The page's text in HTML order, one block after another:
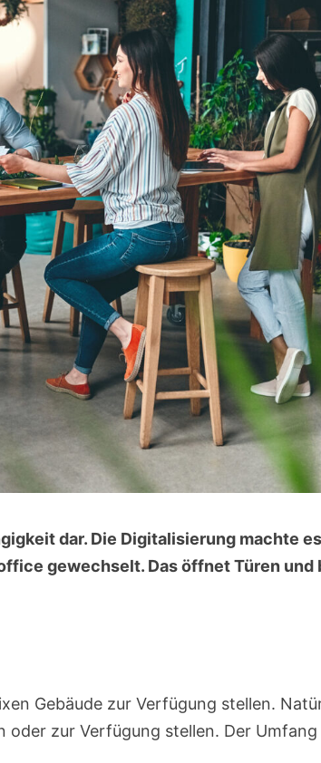
dar. Die Digitalisierung machte
gewechselt. Das öffnet Türen und
Gebäude zur Verfügung stellen.
zur Verfügung stellen. Der